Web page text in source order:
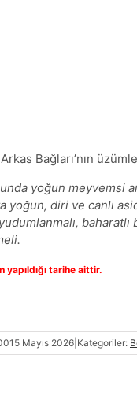
Bağları’nın
yoğun
yoğun, diri ve canlı
yapıldığı tarihe aittir.
15 Mayıs 2026 Kategoriler: